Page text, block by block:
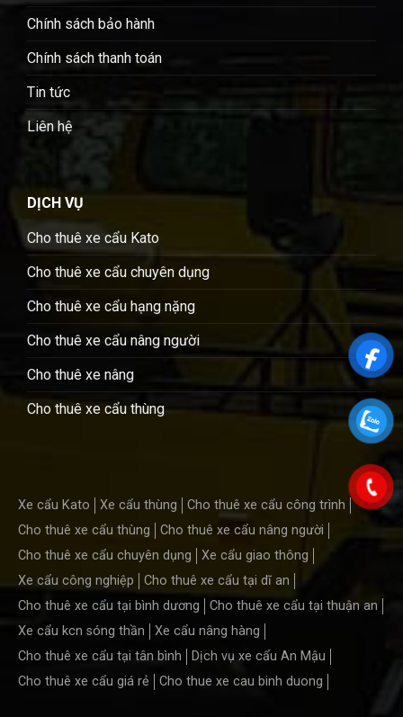
Chính sách bảo hành
Chính sách thanh toán
Tin tức
Liên hệ
DỊCH VỤ
Cho thuê xe cẩu Kato
Cho thuê xe cẩu chuyên dụng
Cho thuê xe cẩu hạng nặng
Cho thuê xe cẩu nâng người
Cho thuê xe nâng
Cho thuê xe cẩu thùng
Xe cẩu Kato Xe cẩu thùng
Cho thuê xe cẩu công trình
Cho thuê xe cẩu thùng
Cho thuê xe cẩu nâng người
Cho thuê xe cẩu chuyên dụng
Xe cẩu giao thông
Xe cẩu công nghiệp
Cho thuê xe cẩu tại dĩ an
Cho thuê xe cẩu tại bình dương
Cho thuê xe cẩu tại thuận an
Xe cẩu kcn sóng thần
Xe cẩu nâng hàng
Cho thuê xe cẩu tại tân bình
Dịch vụ xe cẩu An Mậu
Cho thuê xe cẩu giá rẻ
Cho thue xe cau binh duong